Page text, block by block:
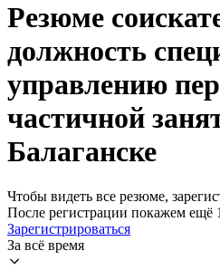
Резюме
должность
управлению
частичной
Балаганске
Чтобы видеть все резюме,
После регистрации покажем ещё
Зарегистрироваться
За всё время